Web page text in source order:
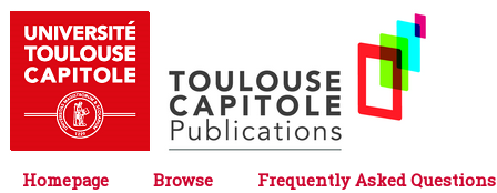
Homepage Browse
Frequently Asked Questions